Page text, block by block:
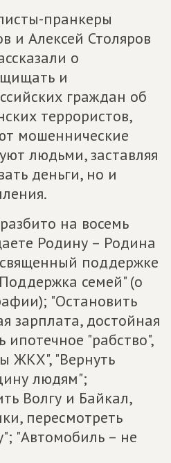
пранкеры
и Алексей Столяров
о
и
граждан об
террористов,
мошеннические
людьми, заставляя
деньги, но и
на восемь
Родину – Родина
поддержке
семей" (о
"Остановить
зарплата, достойная
ипотечное "рабство",
ЖКХ", "Вернуть
людям";
Волгу и Байкал,
пересмотреть
"Автомобиль – не